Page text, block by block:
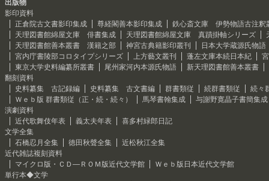
出版物
影印資料
正倉院古文書影印集成
尊経閣善本影印集成
鉄心斎文庫 伊勢物語古注釈
天理図書館綿屋文庫 俳書集成
天理図書館綿屋文庫 真蹟掛軸シリーズ
天理図書館善本叢書 漢籍之部
神宮古典籍影印叢刊
日本大学蔵源氏物語
宮内庁書陵部コロタイプシリーズ
上方藝文叢刊 蓬左文庫本続日本紀
東京大学史料編纂所叢書
尾州家河内本源氏物語
新天理図書館善本叢書
翻刻資料
史料纂集 古記録編
史料纂集 古文書編 群書類従 続群書類従
続々
Ｗｅｂ版 群書類従（正・続・続々）
馬琴書翰集成
与謝野寛晶子書簡集成
演劇資料
近代歌舞伎年表
義太夫年表
喜多村緑郎日記
文学全集
石橋忍月全集
徳田秋聲全集
近松秋江全集
近代雑誌複刻資料
マイクロ版・ＣＤ―ＲＯＭ版近代文学館
Ｗｅｂ版日本近代文学館
単行本◆文学